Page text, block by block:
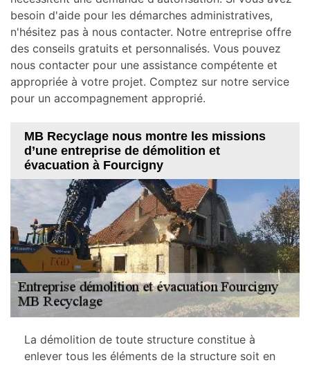
besoin d'aide pour les démarches administratives,
n'hésitez pas à nous contacter. Notre entreprise offre
des conseils gratuits et personnalisés. Vous pouvez
nous contacter pour une assistance compétente et
appropriée à votre projet. Comptez sur notre service
pour un accompagnement approprié.
MB Recyclage nous montre les missions
d’une entreprise de démolition et
évacuation à Fourcigny
La démolition de toute structure constitue à
enlever tous les éléments de la structure soit en